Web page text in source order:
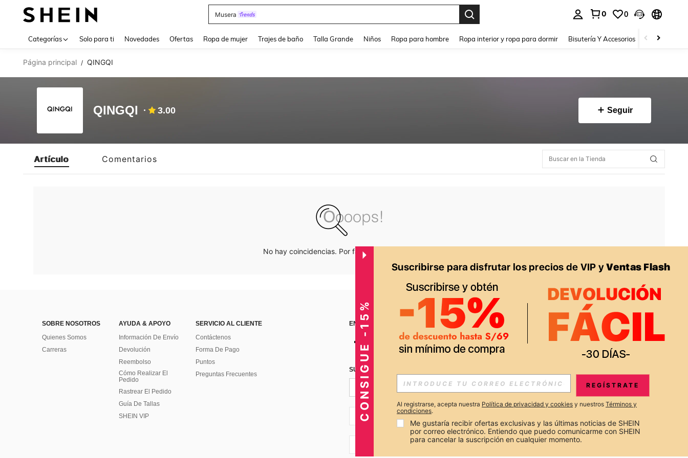
Musera
0 0
Categorías Solo para ti Novedades Ofertas Ropa de mujer Trajes de baño Talla Grande Niños Ropa para hombre Ropa interior y ropa para dormir Bisutería Y Accesorios Zapatos
Página principal / QINGQI
QINGQI 3.00 Seguir
Artículo Comentarios
No hay coincidencias. Por favor inténtalo de nuevo.
SOBRE NOSOTROS
Quienes Somos
Carreras
AYUDA & APOYO
Información De Envío
Devolución
Reembolso
Cómo Realizar El
Pedido
Rastrear El Pedido
Guía De Tallas
SHEIN VIP
SERVICIO AL CLIENTE
Contáctenos
Forma De Pago
Puntos
Preguntas Frecuentes
ENCUÉNTRANOS EN APP
SUSCRÍBETE PARA RECIBIR OFERTAS EXCLUSIVAS, PROMOCIONES Y NOTICIAS DE SHEIN
Suscribir
PE + 51
CONSIGUE -15% REGÍSTRATE
Al registrarse, acepta nuestra Política de privacidad y cookies y nuestros Términos y
condiciones.
Me gustaría recibir ofertas exclusivas y las últimas noticias de SHEIN
por correo electrónico. Entiendo que puedo comunicarme con SHEIN
para cancelar la suscripción en cualquier momento.